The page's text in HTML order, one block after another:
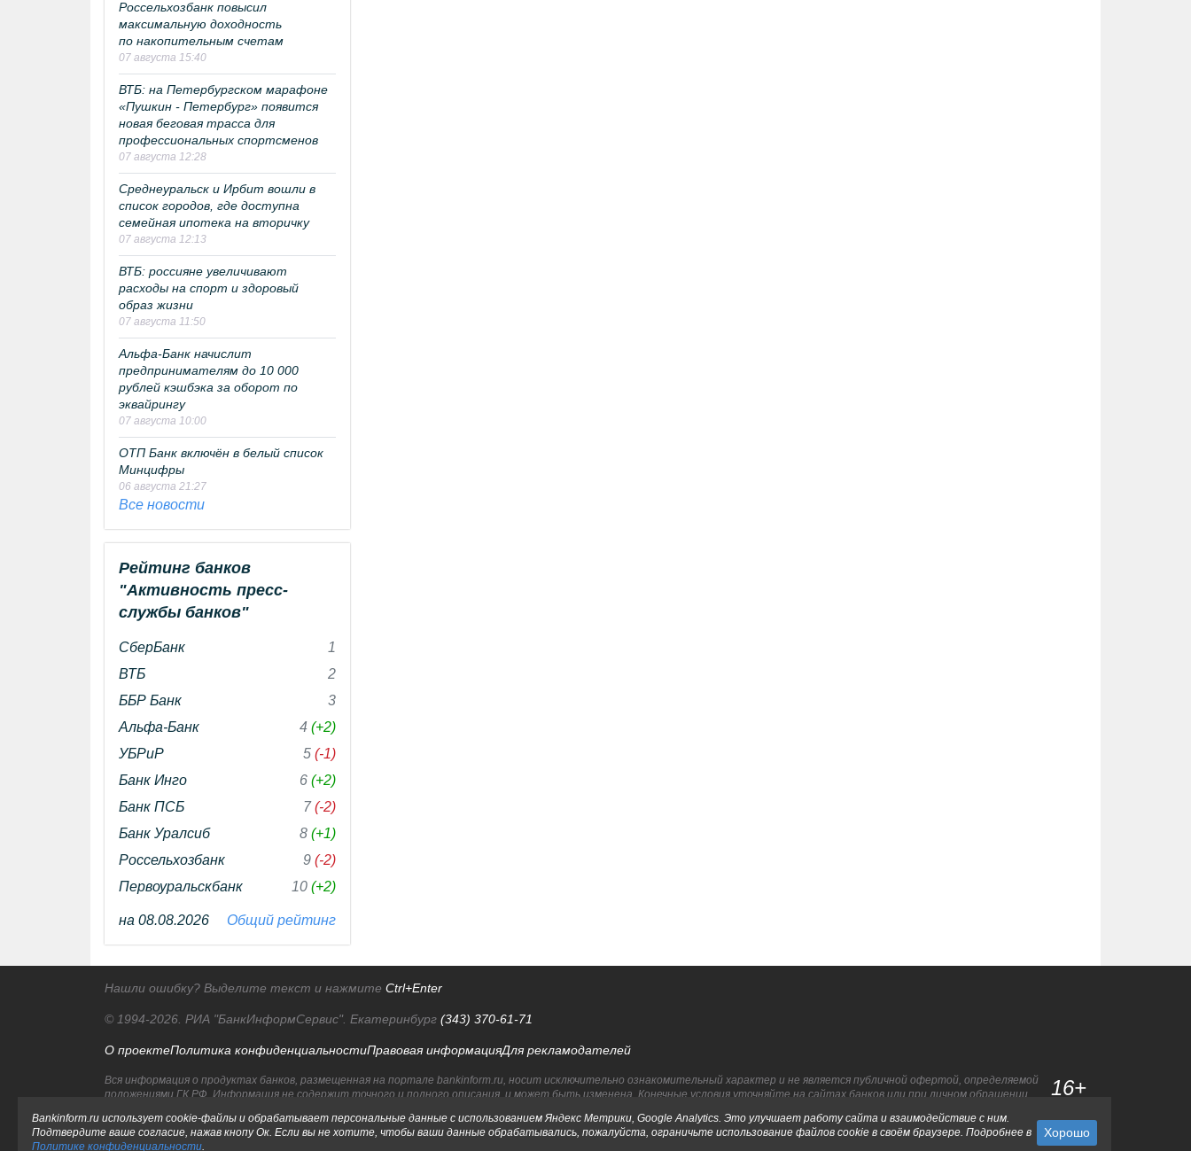
Россельхозбанк повысил
максимальную доходность
по накопительным счетам
07 августа 15:40
ВТБ: на Петербургском марафоне
«Пушкин - Петербург» появится
новая беговая трасса для
профессиональных спортсменов
07 августа 12:28
Среднеуральск и Ирбит вошли в
список городов, где доступна
семейная ипотека на вторичку
07 августа 12:13
ВТБ: россияне увеличивают
расходы на спорт и здоровый
образ жизни
07 августа 11:50
Альфа-Банк начислит
предпринимателям до 10 000
рублей кэшбэка за оборот по
эквайрингу
07 августа 10:00
ОТП Банк включён в белый список
Минцифры
06 августа 21:27
Все новости
Рейтинг банков
"Активность пресс-
службы банков"
СберБанк
1
ВТБ
2
ББР Банк
3
Альфа-Банк
4 (+2)
УБРиР
5 (-1)
Банк Инго
6 (+2)
Банк ПСБ
7(-2)
Банк Уралсиб
8 (+1)
Россельхозбанк
9 (-2)
Первоуральскбанк
10 (+2)
на 08.08.2026 Общий рейтинг
Нашли ошибку? Выделите текст и нажмите Ctrl+Enter
© 1994-2026. РИА "БанкИнформСервис". Екатеринбург (343) 370-61-71
О проектеПолитика конфиденциальностиПравовая информацияДля рекламодателей
Вся информация о продуктах банков, размещенная на портале bankinform.ru, носит исключительно ознакомительный характер и не является публичной офертой, определяемой
положениями ГК РФ. Информация не содержит точного и полного описания, и может быть изменена. Конечные условия уточняйте на сайтах банков или при личном обращении.
16+
Bankinform.ru использует cookie-файлы и обрабатывает персональные данные с использованием Яндекс Метрики, Google Analytics. Это улучшает работу сайта и взаимодействие с ним.
Подтвердите ваше согласие, нажав кнопу Ок. Если вы не хотите, чтобы ваши данные обрабатывались, пожалуйста, ограничьте использование файлов cookie в своём браузере. Подробнее в
Политике конфиденциальности.